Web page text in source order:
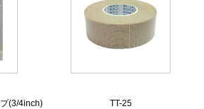
(3/4inch) TT-25